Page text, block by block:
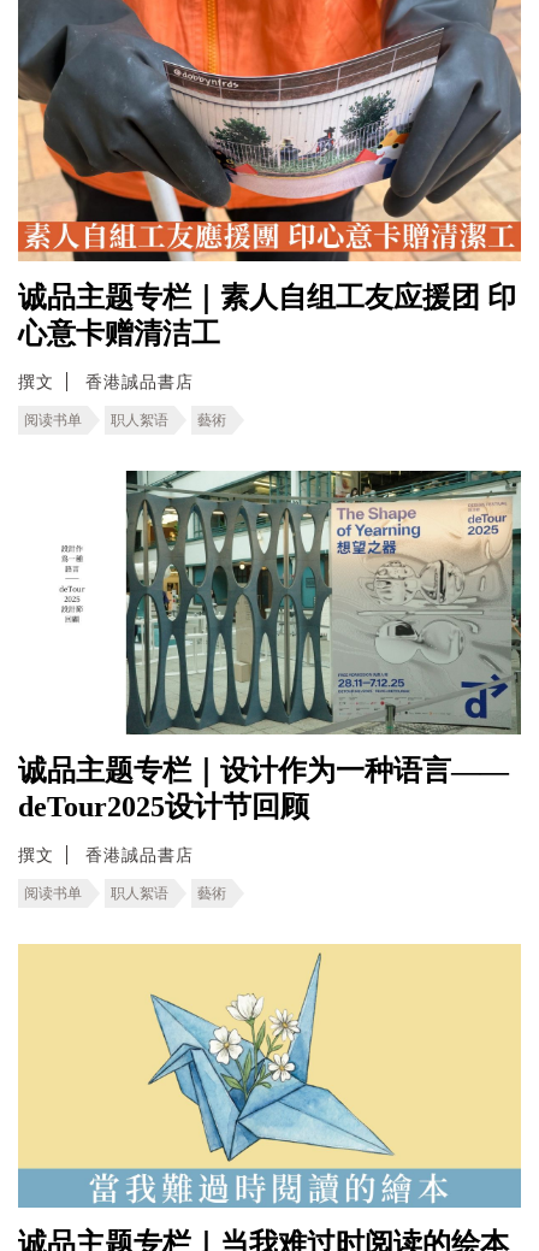
诚品主题专栏｜素人自组工友应援团 印
心意卡赠清洁工
撰文 香港誠品書店
阅读书单 职人絮语 藝術
诚品主题专栏｜设计作为一种语言——
deTour2025设计节回顾
撰文 香港誠品書店
阅读书单 职人絮语 藝術
诚品主题专栏｜当我难过时阅读的绘本